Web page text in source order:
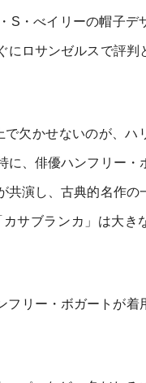
S・べイリーの帽子デ
にロサンゼルスで評判
で欠かせないのが、ハ
に、俳優ハンフリー・
共演し、古典的名作の
サブランカ」は大き
リー・ボガートが着